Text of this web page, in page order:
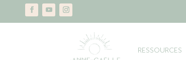
RESSOURCES